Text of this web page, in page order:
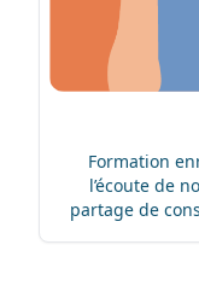
Formation
l’écoute de
partage de